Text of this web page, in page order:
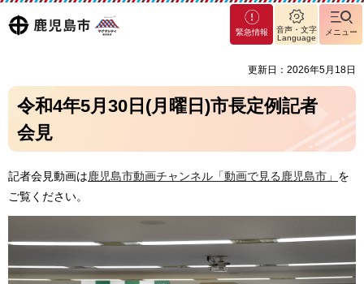
鹿児島
マグ
マシ
緊急情報
音声・文字
Language
メニュー
更新日：2026年5月18日
令和4年5月30日(月曜日)市長定例記者
会見
記者会見動画は鹿児島市動画チャンネル「動画で見る鹿児島市」 を
ご覧ください。